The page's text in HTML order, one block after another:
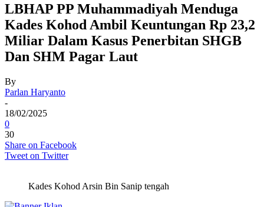
LBHAP PP Muhammadiyah Menduga
Kades Kohod Ambil Keuntungan Rp 23,2
Miliar Dalam Kasus Penerbitan SHGB
Dan SHM Pagar Laut
By
Parlan Haryanto
-
18/02/2025
0
30
Share on Facebook
Tweet on Twitter
Kades Kohod Arsin Bin Sanip tengah